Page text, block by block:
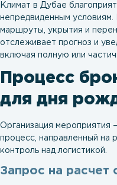
Климат в Дубае
непредвиденным
маршруты, укрытия и
отслеживает прогноз и
включая полную или
Процесс
для дня
Организация
процесс, направленный на
контроль над логистикой.
Запрос на расчет